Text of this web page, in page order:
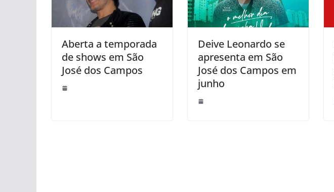
Aberta a temporada
de shows em São
José dos Campos
Deive Leonardo se
apresenta em São
José dos Campos em
junho